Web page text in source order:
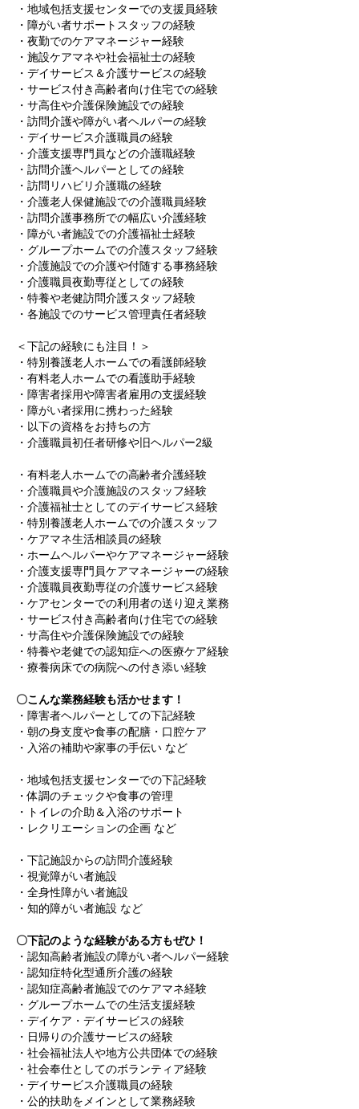
・地域包括支援センターでの支援員経験
・障がい者サポートスタッフの経験
・夜勤でのケアマネージャー経験
・施設ケアマネや社会福祉士の経験
・デイサービス＆介護サービスの経験
・サービス付き高齢者向け住宅での経験
・サ高住や介護保険施設での経験
・訪問介護や障がい者ヘルパーの経験
・デイサービス介護職員の経験
・介護支援専門員などの介護職経験
・訪問介護ヘルパーとしての経験
・訪問リハビリ介護職の経験
・介護老人保健施設での介護職員経験
・訪問介護事務所での幅広い介護経験
・障がい者施設での介護福祉士経験
・グループホームでの介護スタッフ経験
・介護施設での介護や付随する事務経験
・介護職員夜勤専従としての経験
・特養や老健訪問介護スタッフ経験
・各施設でのサービス管理責任者経験
＜下記の経験にも注目！＞
・特別養護老人ホームでの看護師経験
・有料老人ホームでの看護助手経験
・障害者採用や障害者雇用の支援経験
・障がい者採用に携わった経験
・以下の資格をお持ちの方
・介護職員初任者研修や旧ヘルパー2級
・有料老人ホームでの高齢者介護経験
・介護職員や介護施設のスタッフ経験
・介護福祉士としてのデイサービス経験
・特別養護老人ホームでの介護スタッフ
・ケアマネ生活相談員の経験
・ホームヘルパーやケアマネージャー経験
・介護支援専門員ケアマネージャーの経験
・介護職員夜勤専従の介護サービス経験
・ケアセンターでの利用者の送り迎え業務
・サービス付き高齢者向け住宅での経験
・サ高住や介護保険施設での経験
・特養や老健での認知症への医療ケア経験
・療養病床での病院への付き添い経験
〇こんな業務経験も活かせます！
・障害者ヘルパーとしての下記経験
・朝の身支度や食事の配膳・口腔ケア
・入浴の補助や家事の手伝い など
・地域包括支援センターでの下記経験
・体調のチェックや食事の管理
・トイレの介助＆入浴のサポート
・レクリエーションの企画 など
・下記施設からの訪問介護経験
・視覚障がい者施設
・全身性障がい者施設
・知的障がい者施設 など
〇下記のような経験がある方もぜひ！
・認知高齢者施設の障がい者ヘルパー経験
・認知症特化型通所介護の経験
・認知症高齢者施設でのケアマネ経験
・グループホームでの生活支援経験
・デイケア・デイサービスの経験
・日帰りの介護サービスの経験
・社会福祉法人や地方公共団体での経験
・社会奉仕としてのボランティア経験
・デイサービス介護職員の経験
・公的扶助をメインとして業務経験